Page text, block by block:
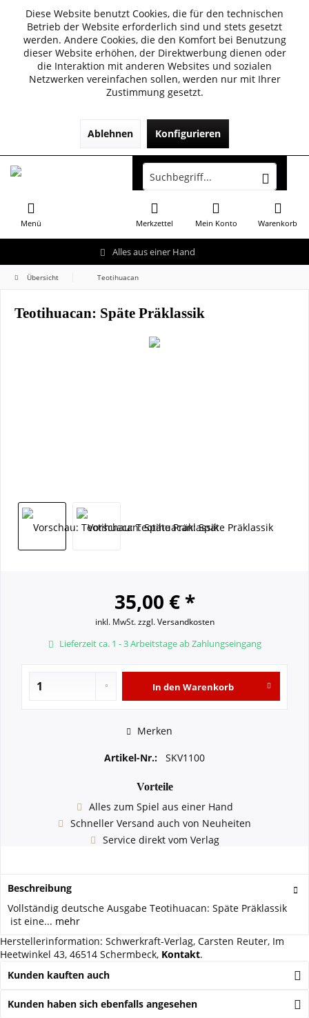
Diese Website benutzt Cookies, die für den technischen
Betrieb der Website erforderlich sind und stets gesetzt
werden. Andere Cookies, die den Komfort bei Benutzung
dieser Website erhöhen, der Direktwerbung dienen oder
die Interaktion mit anderen Websites und sozialen
Netzwerken vereinfachen sollen, werden nur mit Ihrer
Zustimmung gesetzt.
Ablehnen Konfigurieren
Alles aus einer Hand
Menü Warenkorb
Merkzettel Mein Konto
Übersicht Teotihuacan
Teotihuacan: Späte Präklassik
35,00 € *
inkl. MwSt.zzgl. Versandkosten
Lieferzeit ca. 1 - 3 Arbeitstage ab Zahlungseingang
In den Warenkorb
Merken
Artikel-Nr.: SKV1100
Vorteile
Alles zum Spiel aus einer Hand
Schneller Versand auch von Neuheiten
Service direkt vom Verlag
Beschreibung
Vollständig deutsche Ausgabe Teotihuacan: Späte Präklassik
ist eine... mehr
Herstellerinformation: Schwerkraft-Verlag, Carsten Reuter, Im
Heetwinkel 43, 46514 Schermbeck, Kontakt.
Kunden kauften auch
Kunden haben sich ebenfalls angesehen